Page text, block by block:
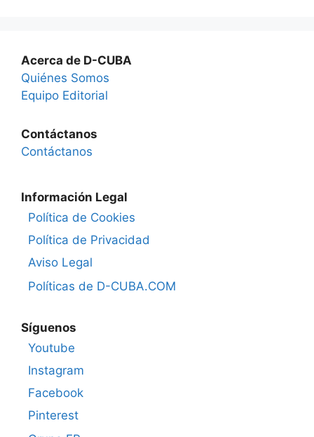
Acerca de D-CUBA
Quiénes Somos
Equipo Editorial
Contáctanos
Contáctanos
Información Legal
Política de Cookies
Política de Privacidad
Aviso Legal
Políticas de D-CUBA.COM
Síguenos
Youtube
Instagram
Facebook
Pinterest